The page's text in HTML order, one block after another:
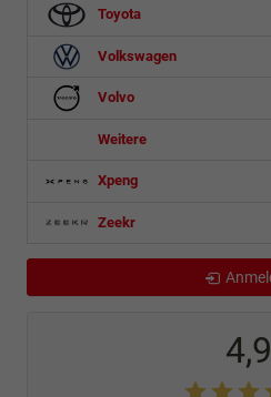
Toyota
Volkswagen
Volvo
Weitere
Xpeng
Zeekr
4,9